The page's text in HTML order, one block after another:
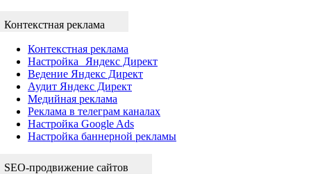
Контекстная реклама
Контекстная реклама
Настройка Яндекс Директ
Ведение Яндекс Директ
Аудит Яндекс Директ
Медийная реклама
Реклама в телеграм каналах
Настройка Google Ads
Настройка баннерной рекламы
SEO-продвижение сайтов